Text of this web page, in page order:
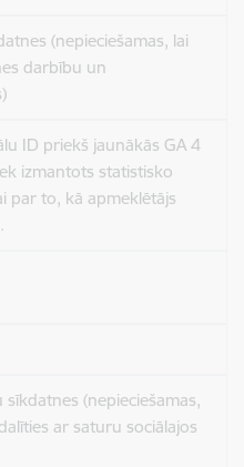
(nepieciešamas, lai
darbību un
ID priekš jaunākās GA 4
izmantots statistisko
par to, kā apmeklētājs
sīkdatnes (nepieciešamas,
ar saturu sociālajos